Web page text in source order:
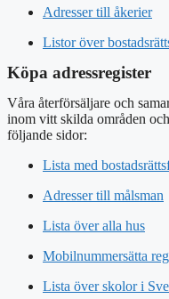
Adresser till åkerier
Listor över
Köpa adressregister
Våra återförsäljare och
inom vitt skilda områden
följande sidor:
Lista med
Adresser till målsman
Lista över alla hus
Mobilnummersätta
Lista över skolor i